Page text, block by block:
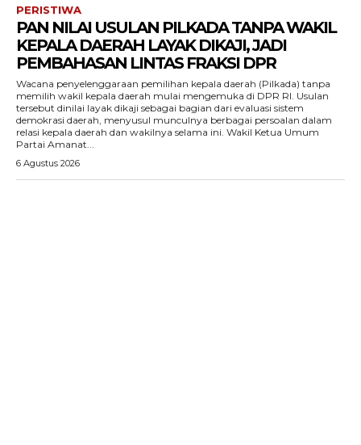
PERISTIWA
PAN NILAI USULAN PILKADA TANPA WAKIL
KEPALA DAERAH LAYAK DIKAJI, JADI
PEMBAHASAN LINTAS FRAKSI DPR
Wacana penyelenggaraan pemilihan kepala daerah (Pilkada) tanpa
memilih wakil kepala daerah mulai mengemuka di DPR RI. Usulan
tersebut dinilai layak dikaji sebagai bagian dari evaluasi sistem
demokrasi daerah, menyusul munculnya berbagai persoalan dalam
relasi kepala daerah dan wakilnya selama ini. Wakil Ketua Umum
Partai Amanat...
6 Agustus 2026